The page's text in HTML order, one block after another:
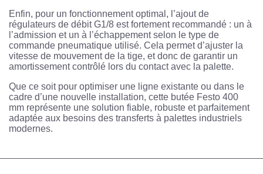
Enfin, pour un fonctionnement optimal, l’ajout de
régulateurs de débit G1/8 est fortement recommandé : un à
l’admission et un à l’échappement selon le type de
commande pneumatique utilisé. Cela permet d’ajuster la
vitesse de mouvement de la tige, et donc de garantir un
amortissement contrôlé lors du contact avec la palette.
Que ce soit pour optimiser une ligne existante ou dans le
cadre d’une nouvelle installation, cette butée Festo 400
mm représente une solution fiable, robuste et parfaitement
adaptée aux besoins des transferts à palettes industriels
modernes.